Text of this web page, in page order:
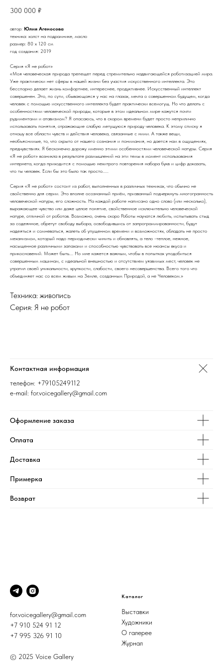
300 000 ₽
автор: Юлия Агеносова
техника: холст на подрамнике, масло
размер: 80 х 120 см
год создания: 2019
Серия «Я не робот»
«Моя человеческая природа трепещет перед стремительно надвигающейся роботизацией мира.
Уже практически нет сферы в нашей жизни без участия искусственного интеллекта. Это
бесспорно делает жизнь комфортнее, интереснее, продуктивнее. Искусственный интеллект
совершенен. Это, по сути, сбывающаяся у нас на глазах, мечта о совершенном будущем, когда
человек с помощью искусственного интеллекта будет практически всемогущ. Но что делать с
особенностями человеческой природы, которые в этом идеальном мире кажутся почти
рудиментами и атавизмом? Я опасаюсь, что в скором времени будет просто неприлично
использовать понятия, отражающие слабую метущуюся природу человека. К этому списку я
отношу все области чувств и действия человека, связанные с ними. А также вещи,
необъяснимые, то, что скрыто от нашего сознания и понимания, но дается нам в ощущениях,
предчувствиях. Я бесконечно дорожу именно этими особенностями человеческой натуры. Серия
«Я не робот» возникла в результате размышлений на эти темы в момент использования
интернета, когда приходится с помощью нехитрого повторения набора букв и цифр доказать,
что ты человек. Если бы это было так просто......
Серия «Я не робот» состоит из работ, выполненных в различных техниках, что обычно не
свойственно для серии. Это вполне осознанный приём, призванный подчеркнуть многогранность
человеческой натуры, его сложность. На каждой работе написано одно слово (или несколько),
выражающее чувство или даже целое понятие, свойственное исключительно человеческой
натуре, отличной от роботов. Возможно, очень скоро Роботы научатся любить, испытывать стыд
за содеянное, обретут свободу выбора, освободившись от запрограммированности, будут
надеяться и сомневаться, жалеть об упущенном времени и возможностях, обладать не просто
механизмом, который надо периодически чинить и обновлять, а тело -теплое, нежное,
насыщенное различными запахами и способностью чувствовать все нюансы вкуса и
прикосновений. Может быть.... Но мне кажется важным, чтобы в попытках уподобиться
совершенным машинам, с идеальной внешностью и отсутствием уязвимых мест, человек не
утратил своей уникальности, хрупкости, слабости, своего несовершенства. Всего того что
объединяет нас со всем живым на Земле, созданным Природой, а не Человеком.»
Техника: живопись
Серия: Я не робот
Контактная информация
телефон: +79105249112
e-mail: for.voicegallery@gmail.com
Оформление заказа
Оплата
Доставка
Примерка
Возврат
for.voicegallery@gmail.com
+7 910 524 91 12
+7 995 326 91 10
© 2025 Voice Gallery
Каталог
Выставки
Художники
О галерее
Журнал